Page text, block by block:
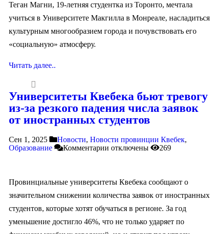
Теган Магни, 19-летняя студентка из Торонто, мечтала
учиться в Университете Макгилла в Монреале, насладиться
культурным многообразием города и почувствовать его
«социальную» атмосферу.
Читать далее..
Университеты Квебека бьют тревогу
из-за резкого падения числа заявок
от иностранных студентов
Сен 1, 2025 Новости, Новости провинции Квебек,
Образование
Комментарии отключены 269
Провинциальные университеты Квебека сообщают о
значительном снижении количества заявок от иностранных
студентов, которые хотят обучаться в регионе. За год
уменьшение достигло 46%, что не только ударяет по